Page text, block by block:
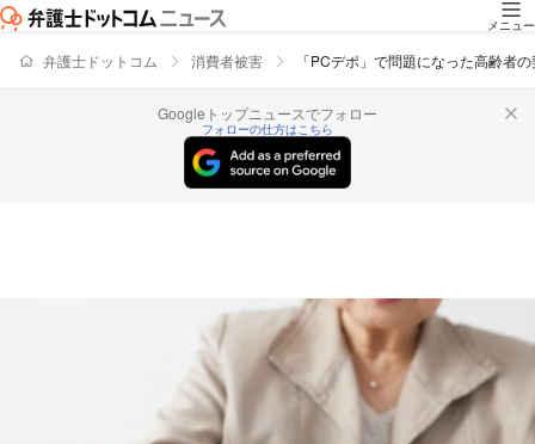
メニュー
弁護士ドットコム 消費者被害 「PCデポ」で問題になった高齢者
Googleトップニュースでフォロー
フォローの仕方はこちら